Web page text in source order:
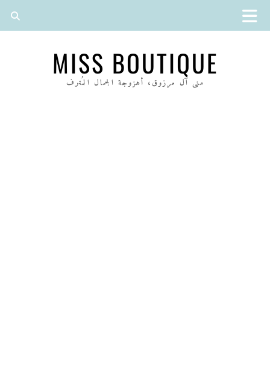
MISS BOUTIQUE
منى آل مرزوق، أهزوجة الجمال المُترف